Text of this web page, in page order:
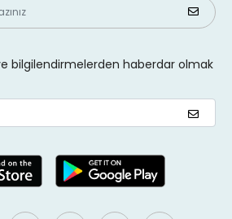
bilgilendirmelerden haberdar olmak